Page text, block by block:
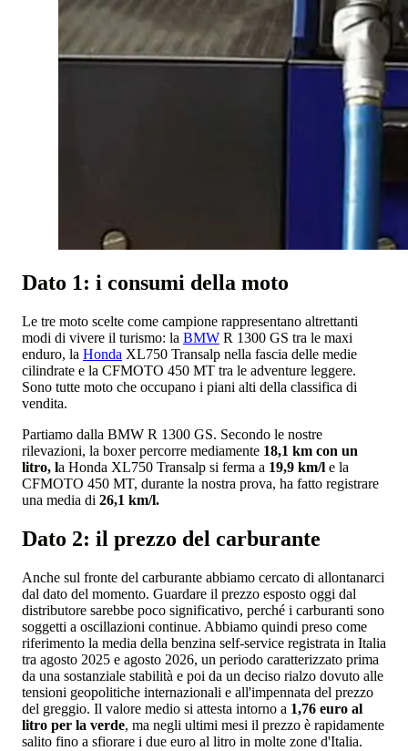
Dato 1: i consumi della moto
Le tre moto scelte come campione rappresentano altrettanti
modi di vivere il turismo: la BMW R 1300 GS tra le maxi
enduro, la Honda XL750 Transalp nella fascia delle medie
cilindrate e la CFMOTO 450 MT tra le adventure leggere.
Sono tutte moto che occupano i piani alti della classifica di
vendita.
Partiamo dalla BMW R 1300 GS. Secondo le nostre
rilevazioni, la boxer percorre mediamente 18,1 km con un
litro, la Honda XL750 Transalp si ferma a 19,9 km/l e la
CFMOTO 450 MT, durante la nostra prova, ha fatto registrare
una media di 26,1 km/l.
Dato 2: il prezzo del carburante
Anche sul fronte del carburante abbiamo cercato di allontanarci
dal dato del momento. Guardare il prezzo esposto oggi dal
distributore sarebbe poco significativo, perché i carburanti sono
soggetti a oscillazioni continue. Abbiamo quindi preso come
riferimento la media della benzina self-service registrata in Italia
tra agosto 2025 e agosto 2026, un periodo caratterizzato prima
da una sostanziale stabilità e poi da un deciso rialzo dovuto alle
tensioni geopolitiche internazionali e all'impennata del prezzo
del greggio. Il valore medio si attesta intorno a 1,76 euro al
litro per la verde, ma negli ultimi mesi il prezzo è rapidamente
salito fino a sfiorare i due euro al litro in molte zone d'Italia.